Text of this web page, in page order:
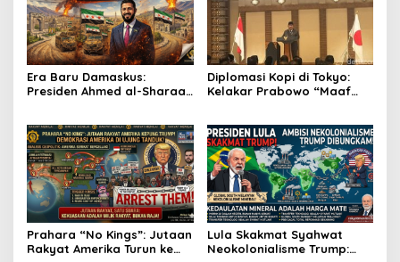
Era Baru Damaskus:
Presiden Ahmed al-Sharaa
Militer Amerika Serikat
Diplomasi Kopi di Tokyo:
Kelakar Prabowo “Maaf
Forum Bisnis Jepang
Prahara “No Kings”: Jutaan
Rakyat Amerika Turun ke
Lula Skakmat Syahwat
Neokolonialisme Trump: